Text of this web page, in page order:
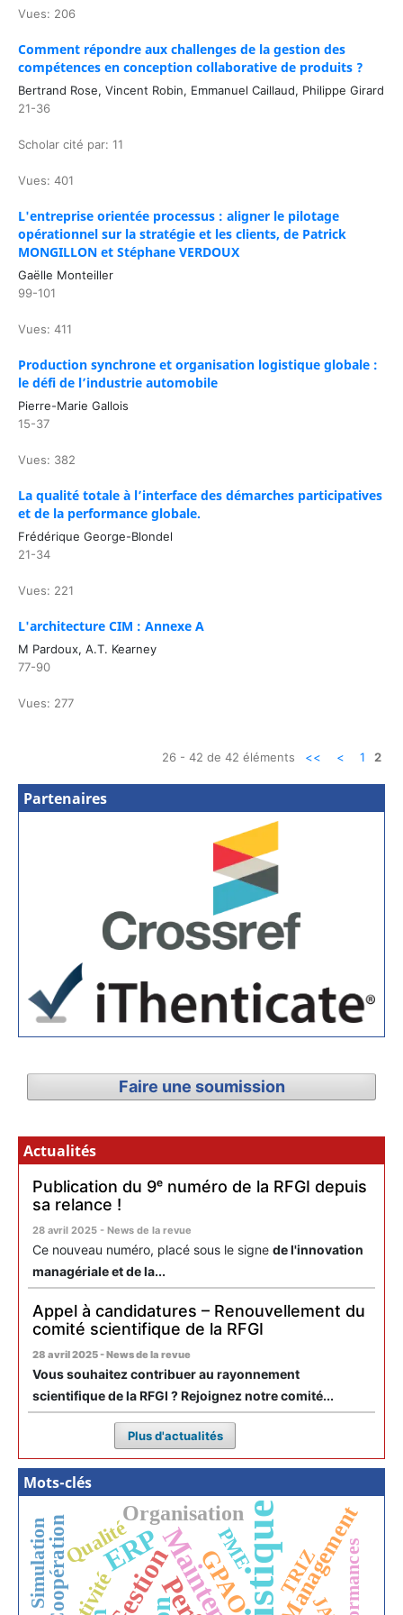
Vues: 206
Comment répondre aux challenges de la gestion des
compétences en conception collaborative de produits ?
Bertrand Rose, Vincent Robin, Emmanuel Caillaud, Philippe Girard
21-36
Scholar cité par: 11
Vues: 401
L'entreprise orientée processus : aligner le pilotage
opérationnel sur la stratégie et les clients, de Patrick
MONGILLON et Stéphane VERDOUX
Gaëlle Monteiller
99-101
Vues: 411
Production synchrone et organisation logistique globale :
le défi de l’industrie automobile
Pierre-Marie Gallois
15-37
Vues: 382
La qualité totale à l’interface des démarches participatives
et de la performance globale.
Frédérique George-Blondel
21-34
Vues: 221
L'architecture CIM : Annexe A
M Pardoux, A.T. Kearney
77-90
Vues: 277
26 - 42 de 42 éléments << < 1 2
Partenaires
Faire une soumission
Actualités
Publication du 9ᵉ numéro de la RFGI depuis
sa relance !
28 avril 2025 - News de la revue
Ce nouveau numéro, placé sous le signe de l'innovation
managériale et de la...
Appel à candidatures – Renouvellement du
comité scientifique de la RFGI
28 avril 2025 - News de la revue
Vous souhaitez contribuer au rayonnement
scientifique de la RFGI ? Rejoignez notre comité...
Plus d'actualités
Mots-clés
Gestion
ERP GPAO Management
Organisation
CoopérationQualité
Simulation TRIZ
PME